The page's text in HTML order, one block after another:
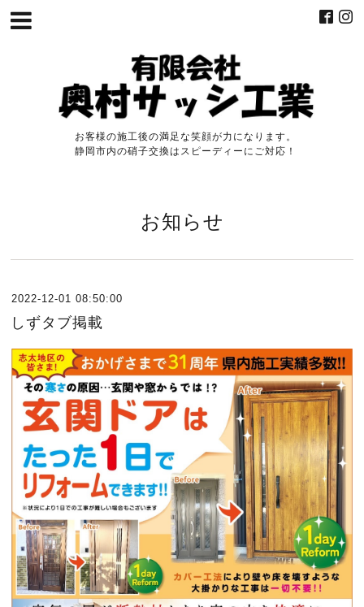
お客様の施工後の満足な笑顔が力になります。
静岡市内の硝子交換はスピーディーにご対応！
お知らせ
2022-12-01 08:50:00
しずタブ掲載